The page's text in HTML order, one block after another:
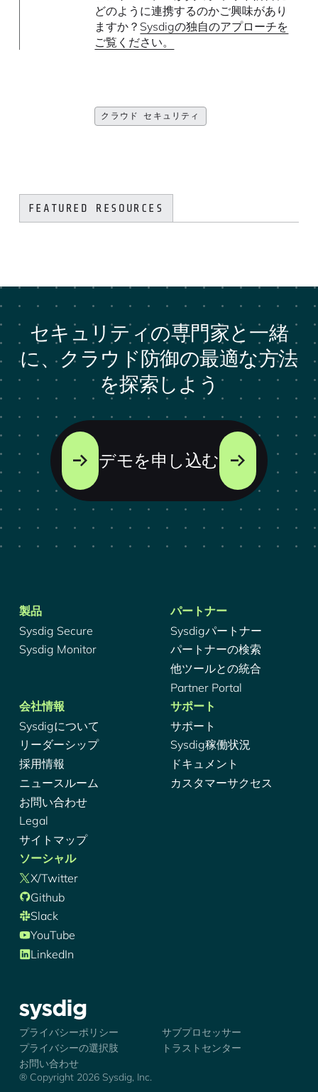
どのように連携するのかご興味があり
ますか？ Sysdigの独自のアプローチを
ご覧ください。
クラウド セキュリティ
FEATURED RESOURCES
セキュリティの専門家と一緒
に、クラウド防御の最適な方法
を探索しよう
デモを申し込む
製品
Sysdig Secure
Sysdig Monitor
パートナー
Sysdigパートナー
パートナーの検索
他ツールとの統合
Partner Portal
会社情報
Sysdigについて
リーダーシップ
採用情報
ニュースルーム
お問い合わせ
Legal
サイトマップ
サポート
サポート
Sysdig稼働状況
ドキュメント
カスタマーサクセス
ソーシャル
X/Twitter
Github
Slack
YouTube
LinkedIn
シズディグ-ロゴ
® Copyright 2026 Sysdig, Inc.
プライバシーポリシー
サブプロセッサー
プライバシーの選択肢
トラストセンター
お問い合わせ